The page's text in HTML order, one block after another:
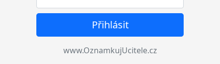
Přihlásit
www.OznamkujUcitele.cz